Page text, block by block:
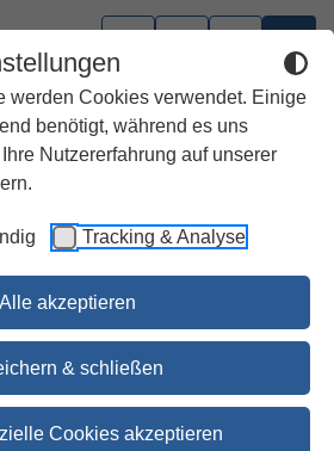
werden Cookies verwendet. Einige
benötigt, während es uns
Nutzererfahrung auf unserer
Tracking & Analyse
Alle akzeptieren
& schließen
Cookies akzeptieren